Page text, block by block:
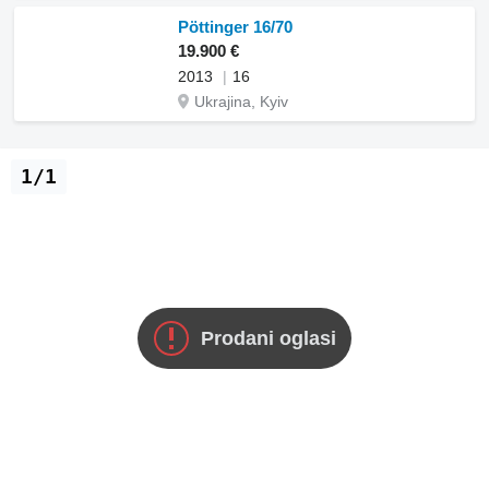
Pöttinger 16/70
19.900 €
2013
16
Ukrajina, Kyiv
Prodani oglasi
1/1